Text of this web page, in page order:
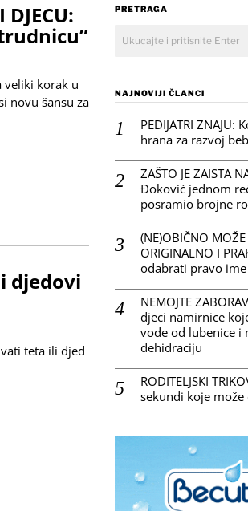
veliki korak u
novu šansu za
djedovi
teta ili djed
PRETRAGA
NAJNOVIJI ČLANCI
PEDIJATRI ZNAJU:
hrana za razvoj
ZAŠTO JE ZAISTA
Đoković jednom
posramio brojne
(NE)OBIČNO MOŽE
ORIGINALNO I
odabrati pravo
NEMOJTE
djeci namirnice
vode od lubenice i
dehidraciju
RODITELJSKI
sekundi koje